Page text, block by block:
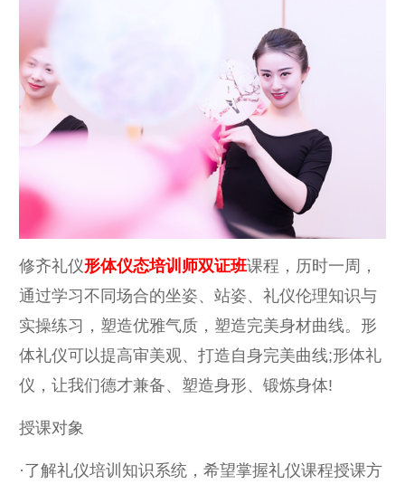
修齐礼仪形体仪态培训师双证班课程，历时一周，
通过学习不同场合的坐姿、站姿、礼仪伦理知识与
实操练习，塑造优雅气质，塑造完美身材曲线。形
体礼仪可以提高审美观、打造自身完美曲线;形体礼
仪，让我们德才兼备、塑造身形、锻炼身体!
授课对象
·了解礼仪培训知识系统，希望掌握礼仪课程授课方